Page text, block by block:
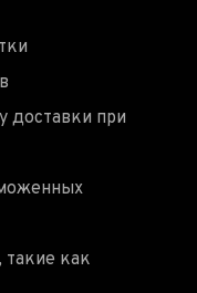
доставки при
как